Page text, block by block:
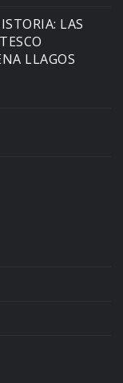
LAS
LLAGOS